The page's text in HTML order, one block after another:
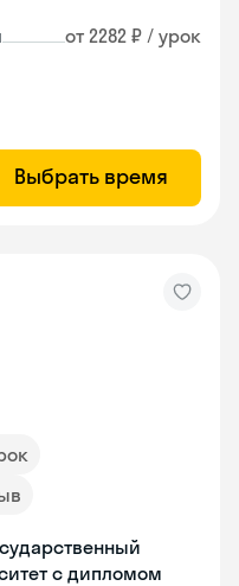
от 2282 ₽ / урок
Выбрать время
с дипломом